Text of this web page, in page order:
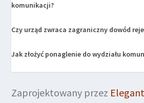
komunikacji?
Czy urząd zwraca zagraniczny dowód
Jak złożyć ponaglenie do wydziału
Zaprojektowany przez